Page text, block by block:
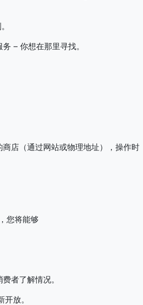
– 你想在那里寻找。
店（通过网站或物理地址），操作时
您将能够
者了解情况。
放。